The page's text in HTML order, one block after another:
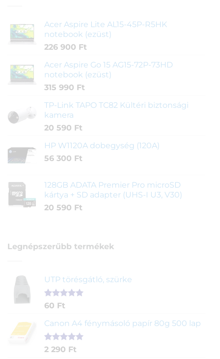
Acer Aspire Lite AL15-45P-R5HK
notebook (ezüst)
226 900 Ft
Acer Aspire Go 15 AG15-72P-73HD
notebook (ezüst)
315 990 Ft
TP-Link TAPO TC82 Kültéri biztonsági
kamera
20 590 Ft
HP W1120A dobegység (120A)
56 300 Ft
128GB ADATA Premier Pro microSD
kártya + SD adapter (UHS-I U3, V30)
20 590 Ft
Legnépszerűbb termékek
UTP törésgátló, szürke
Értékelés
ből,
1
értékelés
alapján
60 Ft
Canon A4 fénymásoló papír 80g 500 lap
Értékelés
2
2 290 Ft